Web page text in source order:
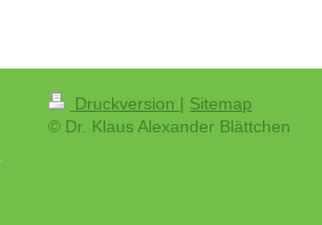
Druckversion | Sitemap
© Dr. Klaus Alexander Blättchen